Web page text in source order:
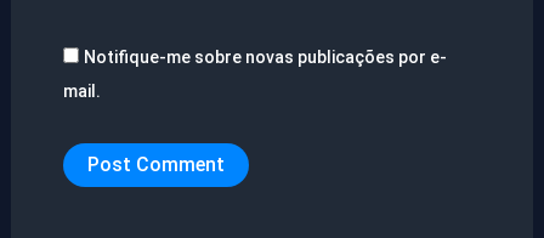
Notifique-me sobre novas publicações por e-
mail.